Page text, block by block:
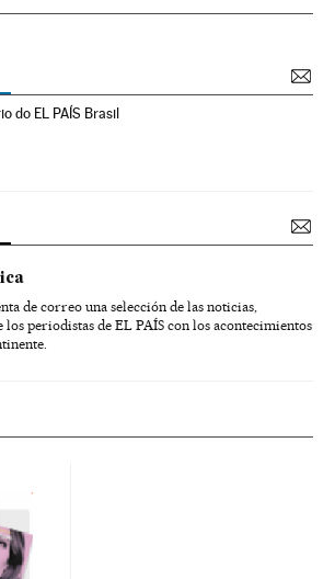
do EL PAÍS Brasil
de correo una selección de las noticias,
los periodistas de EL PAÍS con los acontecimientos